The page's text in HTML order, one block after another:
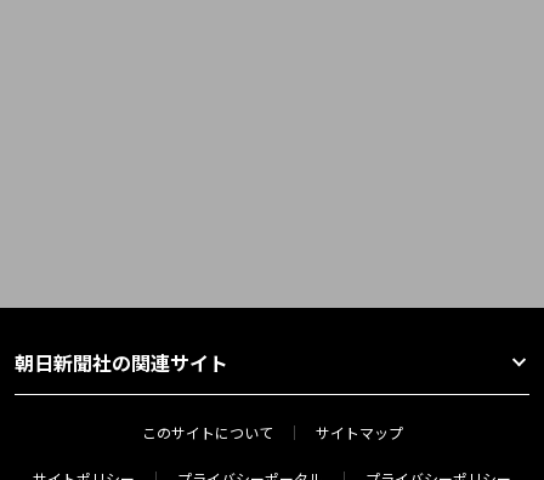
朝日新聞社の関連サイト
このサイトについて サイトマップ